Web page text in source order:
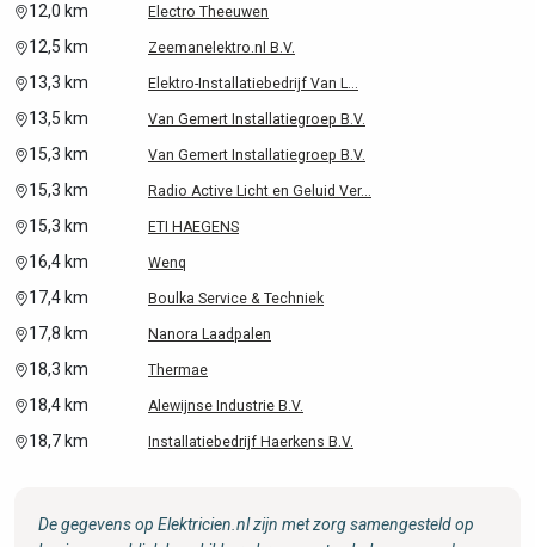
12,0 km Electro Theeuwen
12,5 km Zeemanelektro.nl B.V.
13,3 km Elektro-Installatiebedrijf Van L...
13,5 km Van Gemert Installatiegroep B.V.
15,3 km Van Gemert Installatiegroep B.V.
15,3 km Radio Active Licht en Geluid Ver...
15,3 km ETI HAEGENS
16,4 km Wenq
17,4 km Boulka Service & Techniek
17,8 km Nanora Laadpalen
18,3 km Thermae
18,4 km Alewijnse Industrie B.V.
18,7 km Installatiebedrijf Haerkens B.V.
De gegevens op Elektricien.nl zijn met zorg samengesteld op